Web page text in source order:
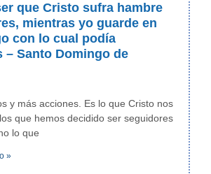
que Cristo sufra hambre
mientras yo guarde en
con lo cual podía
– Santo Domingo de
y más acciones. Es lo que Cristo nos
que hemos decidido ser seguidores
lo que
»